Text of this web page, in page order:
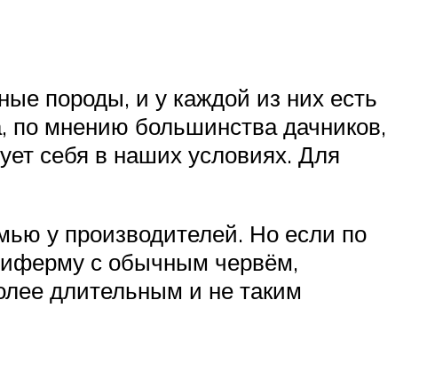
породы, и у каждой из них есть
мнению большинства дачников,
себя в наших условиях. Для
у производителей. Но если по
с обычным червём,
длительным и не таким